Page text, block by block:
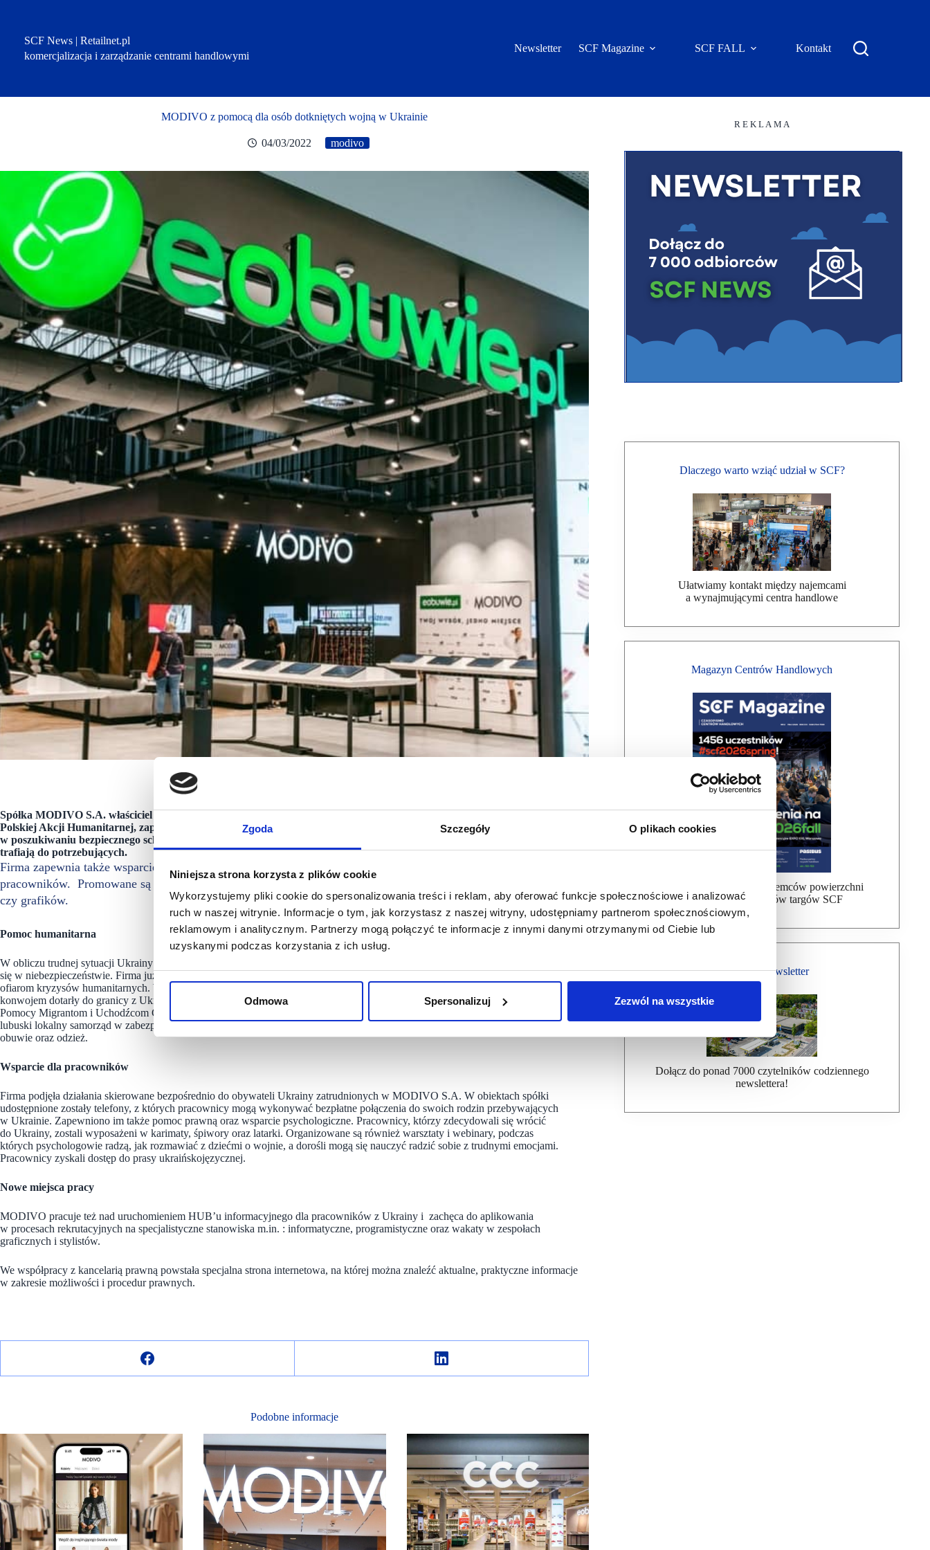
Zgoda Szczegóły O plikach cookies
Niniejsza strona korzysta z plików cookie
Wykorzystujemy pliki cookie do spersonalizowania treści i reklam, aby oferować funkcje społecznościowe i analizować
ruch w naszej witrynie. Informacje o tym, jak korzystasz z naszej witryny, udostępniamy partnerom społecznościowym,
reklamowym i analitycznym. Partnerzy mogą połączyć te informacje z innymi danymi otrzymanymi od Ciebie lub
uzyskanymi podczas korzystania z ich usług.
Odmowa Spersonalizuj Zezwól na wszystkie
SCF News | Retailnet.pl
komercjalizacja i zarządzanie centrami handlowymi
Newsletter SCF Magazine SCF FALL Kontakt
MODIVO z pomocą dla osób dotkniętych wojną w Ukrainie
04/03/2022 modivo
Spółka MODIVO S.A. właściciel platformy e-commerce MODIVO oraz eobuwie.pl – przekazała 250 tys. złotych na rzecz
Polskiej Akcji Humanitarnej, zapewniającej bezpośrednią pomoc dla osób, które zmuszone są do opuszczenia swoich domów
w poszukiwaniu bezpiecznego schronienia. Dodatkowo spółka przekazuje obuwie i odzież oraz środki medyczne, które
trafiają do potrzebujących.
Firma zapewnia także wsparcie psychologiczne i pomoc prawną oraz materialną dla swoich ukraińskich
pracowników. Promowane są również nowe miejsca pracy dla obywateli Ukrainy, w tym specjalistów IT
czy grafików.
Pomoc humanitarna
W obliczu trudnej sytuacji Ukrainy i jej obywateli spółka MODIVO S.A. wyraża swoją solidarność i wsparcie dla osób, które znalazły
się w niebezpieczeństwie. Firma już 25 lutego przekazała wsparcie finansowe Polskiej Akcji Humanitarnej – organizacji, która pomaga
ofiarom kryzysów humanitarnych. Wśród przekazanych środków znalazły się także produkty medyczne, które w miniony weekend
konwojem dotarły do granicy z Ukrainą. Jednocześnie zadeklarowała pomoc materialną w postaci odzieży i obuwia dla Centrum
Pomocy Migrantom i Uchodźcom Caritas Diecezji Zielonogórsko-Gorzowskiej w Zielonej Górze. Spółka wspiera również na bieżąco
lubuski lokalny samorząd w zabezpieczeniu najpilniejszych potrzeb osób przyjeżdżających z Ukrainy do Zielonej Góry, przekazując
obuwie oraz odzież.
Wsparcie dla pracowników
Firma podjęła działania skierowane bezpośrednio do obywateli Ukrainy zatrudnionych w MODIVO S.A. W obiektach spółki
udostępnione zostały telefony, z których pracownicy mogą wykonywać bezpłatne połączenia do swoich rodzin przebywających
w Ukrainie. Zapewniono im także pomoc prawną oraz wsparcie psychologiczne. Pracownicy, którzy zdecydowali się wrócić
do Ukrainy, zostali wyposażeni w karimaty, śpiwory oraz latarki. Organizowane są również warsztaty i webinary, podczas
których psychologowie radzą, jak rozmawiać z dziećmi o wojnie, a dorośli mogą się nauczyć radzić sobie z trudnymi emocjami.
Pracownicy zyskali dostęp do prasy ukraińskojęzycznej.
Nowe miejsca pracy
MODIVO pracuje też nad uruchomieniem HUB’u informacyjnego dla pracowników z Ukrainy i zachęca do aplikowania
w procesach rekrutacyjnych na specjalistyczne stanowiska m.in. : informatyczne, programistyczne oraz wakaty w zespołach
graficznych i stylistów.
We współpracy z kancelarią prawną powstała specjalna strona internetowa, na której można znaleźć aktualne, praktyczne informacje
w zakresie możliwości i procedur prawnych.
Podobne informacje
R E K L A M A
Dlaczego warto wziąć udział w SCF?
Ułatwiamy kontakt między najemcami
a wynajmującymi centra handlowe
Magazyn Centrów Handlowych
Bezpłatna wysyłka dla najemców powierzchni
handlowej, uczestników targów SCF
Bezpłatny Newsletter
Dołącz do ponad 7000 czytelników codziennego
newslettera!